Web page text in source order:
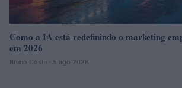
Como a IA está redefinindo o marketing
em 2026
Bruno Costa · 5 ago 2026